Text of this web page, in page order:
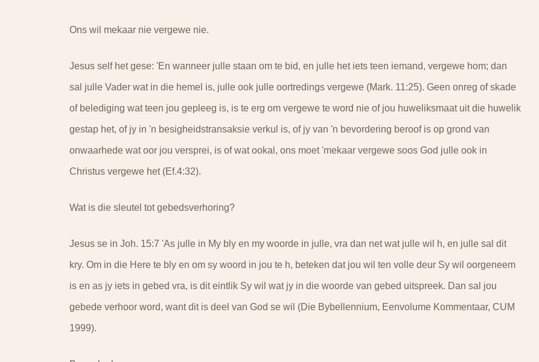
Ons wil mekaar nie vergewe nie.
Jesus self het gese: 'En wanneer julle staan om te bid, en julle het iets teen iemand, vergewe hom; dan
sal julle Vader wat in die hemel is, julle ook julle oortredings vergewe (Mark. 11:25). Geen onreg of skade
of belediging wat teen jou gepleeg is, is te erg om vergewe te word nie of jou huweliksmaat uit die huwelik
gestap het, of jy in 'n besigheidstransaksie verkul is, of jy van 'n bevordering beroof is op grond van
onwaarhede wat oor jou versprei, is of wat ookal, ons moet 'mekaar vergewe soos God julle ook in
Christus vergewe het (Ef.4:32).
Wat is die sleutel tot gebedsverhoring?
Jesus se in Joh. 15:7 'As julle in My bly en my woorde in julle, vra dan net wat julle wil h, en julle sal dit
kry. Om in die Here te bly en om sy woord in jou te h, beteken dat jou wil ten volle deur Sy wil oorgeneem
is en as jy iets in gebed vra, is dit eintlik Sy wil wat jy in die woorde van gebed uitspreek. Dan sal jou
gebede verhoor word, want dit is deel van God se wil (Die Bybellennium, Eenvolume Kommentaar, CUM
1999).